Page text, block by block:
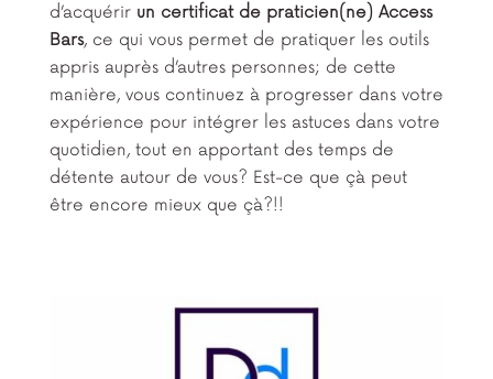
d’acquérir un certificat de praticien(ne) Access
Bars, ce qui vous permet de pratiquer les outils
appris auprès d’autres personnes; de cette
manière, vous continuez à progresser dans votre
expérience pour intégrer les astuces dans votre
quotidien, tout en apportant des temps de
détente autour de vous? Est-ce que çà peut
être encore mieux que çà?!!